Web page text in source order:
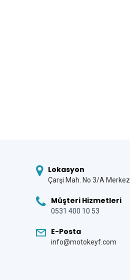
Lokasyon
Çarşi Mah. No 3/A
Müşteri Hizmetleri
0531 400 10 53
E-Posta
info@motokeyf.com